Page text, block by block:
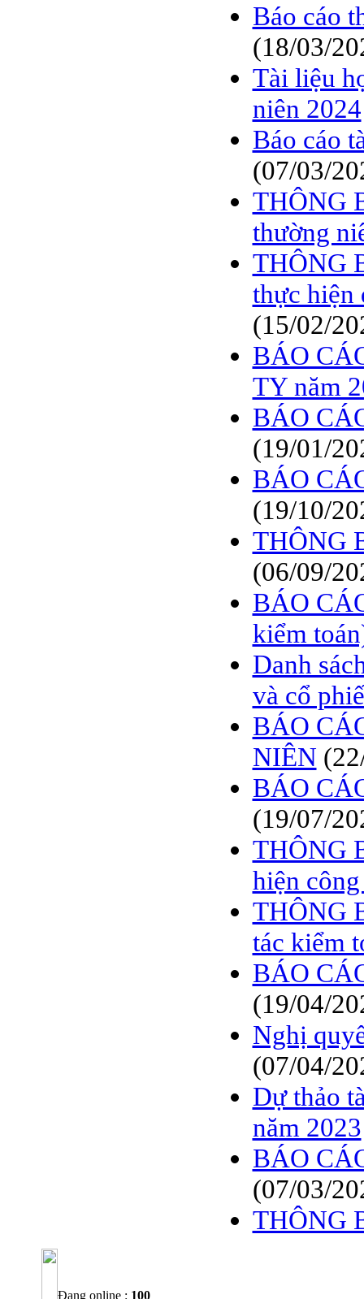
Báo cáo
(18/03/
Tài liệu
niên 2024
Báo cáo
(07/03/
THÔNG
thường
THÔNG
thực
(15/02/
BÁO
TY năm
BÁO
(19/01/
BÁO
(19/10/
THÔNG
(06/09/
BÁO
kiểm
Danh
và cổ
BÁO
NIÊN
BÁO
(19/07/
THÔNG
hiện
THÔNG
tác kiểm
BÁO
(19/04/
Nghị
(07/04/
Dự thảo
năm 2023
BÁO
(07/03/
THÔNG
Đang online : 100